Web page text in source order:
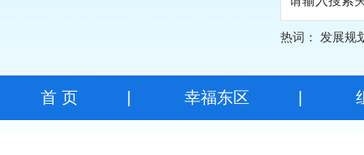
热词： 发展规
首 页| 幸福东区